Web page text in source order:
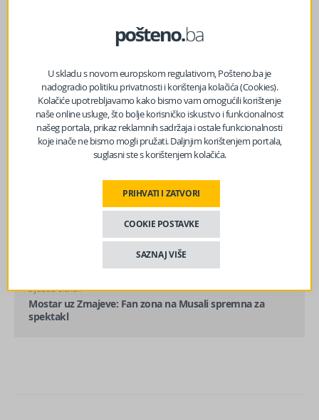
Potvrđena afrička kuga svinja kod Bijeljine
sljedeći članak
Mostar uz Zmajeve: Fan zona na Musali spremna za
spektakl
U skladu s novom europskom regulativom, Pošteno.ba je
nadogradio politiku privatnosti i korištenja kolačića (Cookies).
Kolačiće upotrebljavamo kako bismo vam omogućili korištenje
naše online usluge, što bolje korisničko iskustvo i funkcionalnost
našeg portala, prikaz reklamnih sadržaja i ostale funkcionalnosti
koje inače ne bismo mogli pružati. Daljnjim korištenjem portala,
suglasni ste s korištenjem kolačića.
PRIHVATI I ZATVORI
COOKIE POSTAVKE
SAZNAJ VIŠE